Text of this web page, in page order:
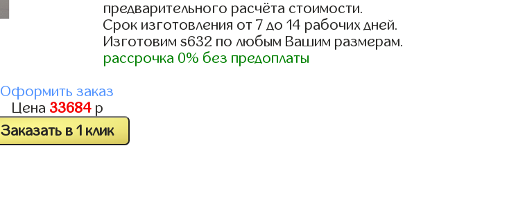
предварительного расчёта стоимости.
Срок изготовления от 7 до 14 рабочих дней.
Изготовим s632 по любым Вашим размерам.
рассрочка 0% без предоплаты
Оформить заказ
Цена 33684р
Заказать в 1 клик